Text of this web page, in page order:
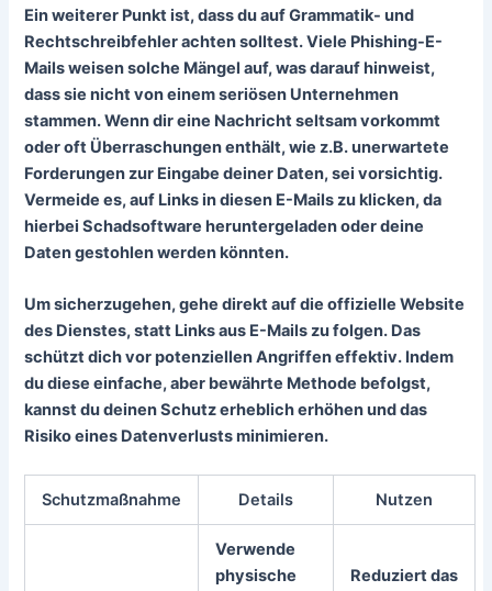
Ein weiterer Punkt ist, dass du auf Grammatik- und
Rechtschreibfehler achten solltest. Viele Phishing-E-
Mails weisen solche Mängel auf, was darauf hinweist,
dass sie nicht von einem seriösen Unternehmen
stammen. Wenn dir eine Nachricht seltsam vorkommt
oder oft Überraschungen enthält, wie z.B. unerwartete
Forderungen zur Eingabe deiner Daten, sei vorsichtig.
Vermeide es, auf Links in diesen E-Mails zu klicken, da
hierbei Schadsoftware heruntergeladen oder deine
Daten gestohlen werden könnten.
Um sicherzugehen, gehe direkt auf die offizielle Website
des Dienstes, statt Links aus E-Mails zu folgen. Das
schützt dich vor potenziellen Angriffen effektiv. Indem
du diese einfache, aber bewährte Methode befolgst,
kannst du deinen Schutz erheblich erhöhen und das
Risiko eines Datenverlusts minimieren.
Schutzmaßnahme Details Nutzen
Verwende
physische
Reduziert das